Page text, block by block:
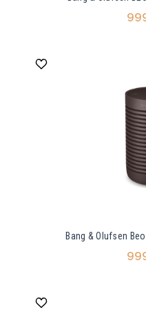
Bang & Olufsen